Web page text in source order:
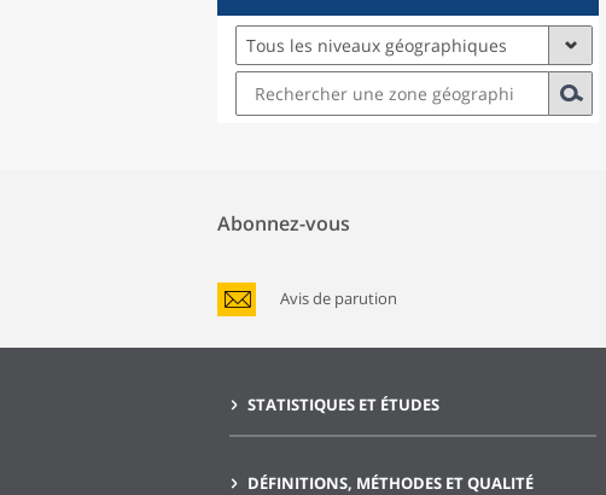
Tous les niveaux géographiques
Abonnez-vous
Avis de parution
STATISTIQUES ET ÉTUDES
DÉFINITIONS, MÉTHODES ET QUALITÉ